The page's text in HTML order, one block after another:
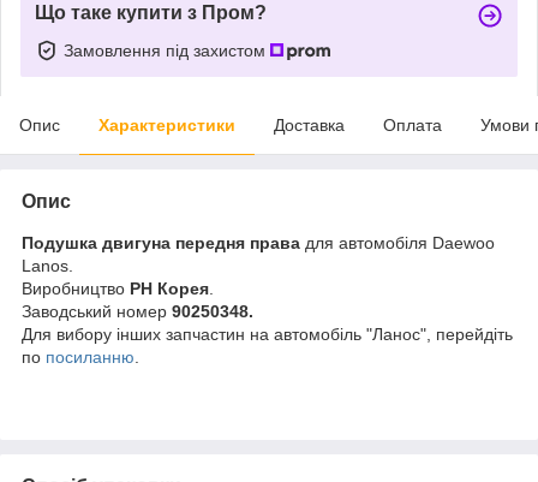
Що таке купити з Пром?
Замовлення під захистом
Опис Характеристики Доставка Оплата Умови
Опис
Подушка двигуна передня права для автомобіля Daewoo
Lanos.
Виробництво PH Корея
Заводський номер 90250348.
Для вибору інших запчастин на автомобіль "Ланос", перейдіть
по посиланню